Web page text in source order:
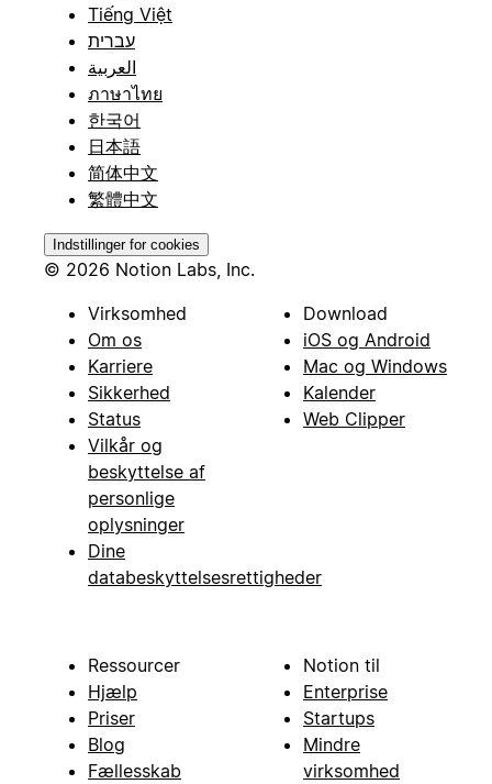
Tiếng Việt
עברית
العربية
ภาษาไทย
한국어
日本語
简体中文
繁體中文
Indstillinger for cookies
© 2026 Notion Labs, Inc.
Virksomhed
Om os
Karriere
Sikkerhed
Status
Vilkår og
beskyttelse af
personlige
oplysninger
Dine
databeskyttelsesrettigheder
Download
iOS og Android
Mac og Windows
Kalender
Web Clipper
Ressourcer
Hjælp
Priser
Blog
Fællesskab
Notion til
Enterprise
Startups
Mindre
virksomhed